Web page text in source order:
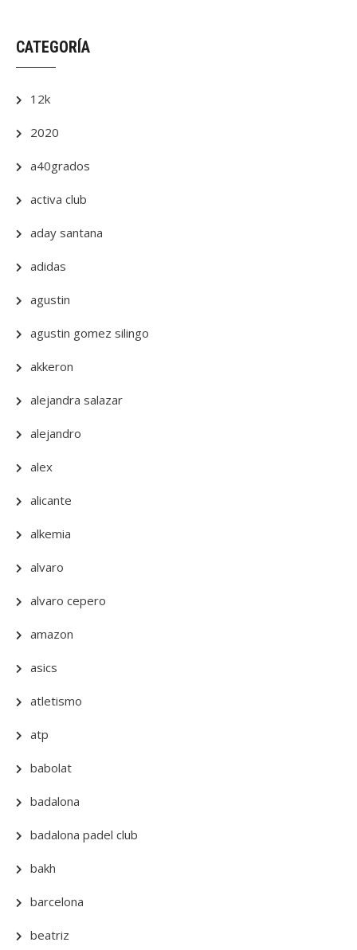
CATEGORÍA
12k
2020
a40grados
activa club
aday santana
adidas
agustin
agustin gomez silingo
akkeron
alejandra salazar
alejandro
alex
alicante
alkemia
alvaro
alvaro cepero
amazon
asics
atletismo
atp
babolat
badalona
badalona padel club
bakh
barcelona
beatriz